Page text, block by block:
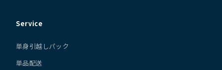
Service
単身引越しパック
単品配送